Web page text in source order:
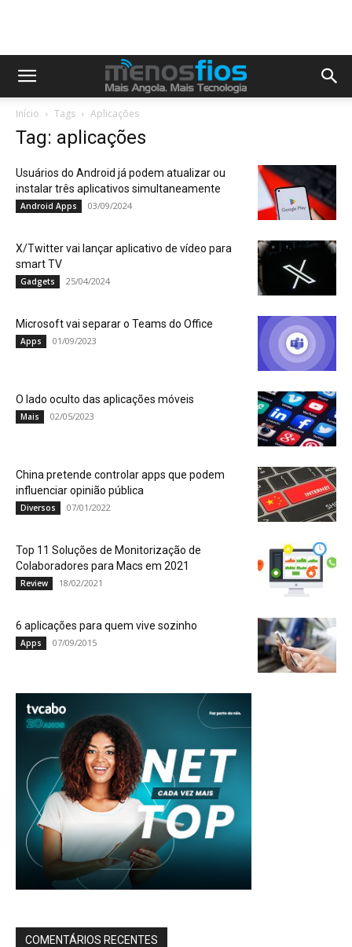
Início Tags Aplicações
Tag: aplicações
Usuários do Android já podem atualizar ou
instalar três aplicativos simultaneamente
Android Apps 03/09/2024
X/Twitter vai lançar aplicativo de vídeo para
smart TV
Gadgets 25/04/2024
Microsoft vai separar o Teams do Office
Apps 01/09/2023
O lado oculto das aplicações móveis
Mais 02/05/2023
China pretende controlar apps que podem
influenciar opinião pública
Diversos 07/01/2022
Top 11 Soluções de Monitorização de
Colaboradores para Macs em 2021
Review 18/02/2021
6 aplicações para quem vive sozinho
Apps 07/09/2015
COMENTÁRIOS RECENTES